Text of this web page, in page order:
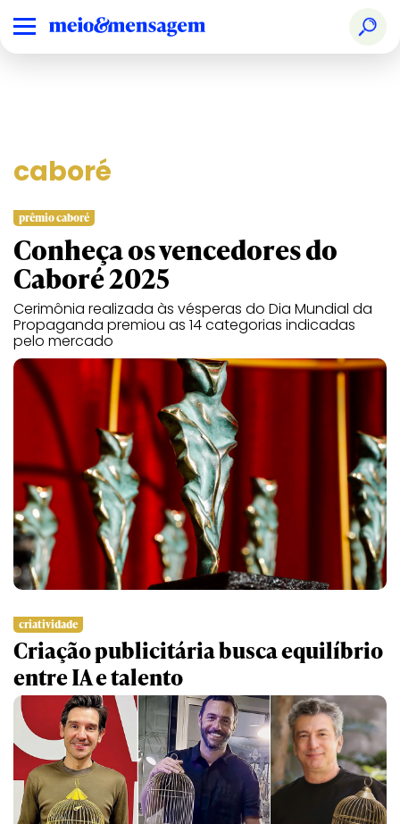
caboré
prêmio caboré
Conheça os vencedores do
Caboré 2025
Cerimônia realizada às vésperas do Dia Mundial da
Propaganda premiou as 14 categorias indicadas
pelo mercado
criatividade
Criação publicitária busca equilíbrio
entre IA e talento